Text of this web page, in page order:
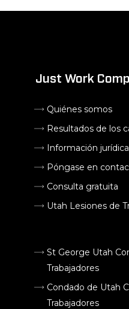
Just Work
Quiénes somos
Resultados de los
Información jurídica
Póngase en
Consulta gratuita
Utah Lesiones de
St George Utah
Trabajadores
Condado de Utah
Trabajadores